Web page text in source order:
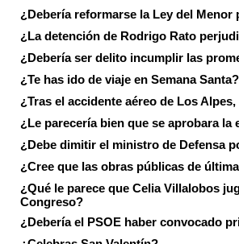
¿Debería reformarse la Ley del Menor
¿La detención de Rodrigo Rato
¿Debería ser delito incumplir las
¿Te has ido de viaje en Semana Santa?
¿Tras el accidente aéreo de Los
¿Le parecería bien que se aprobara la
¿Debe dimitir el ministro de Defensa
¿Cree que las obras públicas de
¿Qué le parece que Celia Villalobos
Congreso?
¿Debería el PSOE haber convocado